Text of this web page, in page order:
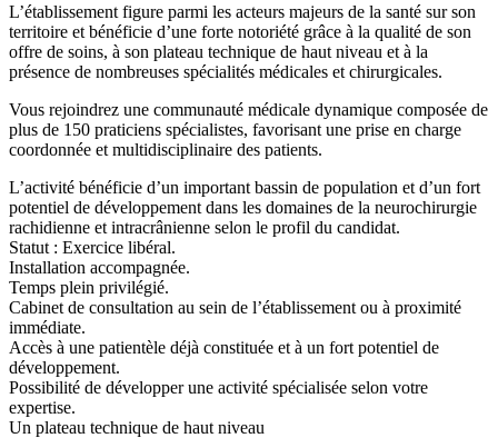
L’établissement figure parmi les acteurs majeurs de la santé sur son
territoire et bénéficie d’une forte notoriété grâce à la qualité de son
offre de soins, à son plateau technique de haut niveau et à la
présence de nombreuses spécialités médicales et chirurgicales.
Vous rejoindrez une communauté médicale dynamique composée de
plus de 150 praticiens spécialistes, favorisant une prise en charge
coordonnée et multidisciplinaire des patients.
L’activité bénéficie d’un important bassin de population et d’un fort
potentiel de développement dans les domaines de la neurochirurgie
rachidienne et intracrânienne selon le profil du candidat.
Statut : Exercice libéral.
Installation accompagnée.
Temps plein privilégié.
Cabinet de consultation au sein de l’établissement ou à proximité
immédiate.
Accès à une patientèle déjà constituée et à un fort potentiel de
développement.
Possibilité de développer une activité spécialisée selon votre
expertise.
Un plateau technique de haut niveau